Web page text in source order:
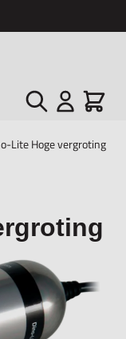
Zoek Cart
Lite Hoge vergroting